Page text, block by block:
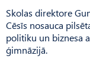
Skolas direktore
Cēsīs nosauca
politiku un biznesa
ģimnāzijā.